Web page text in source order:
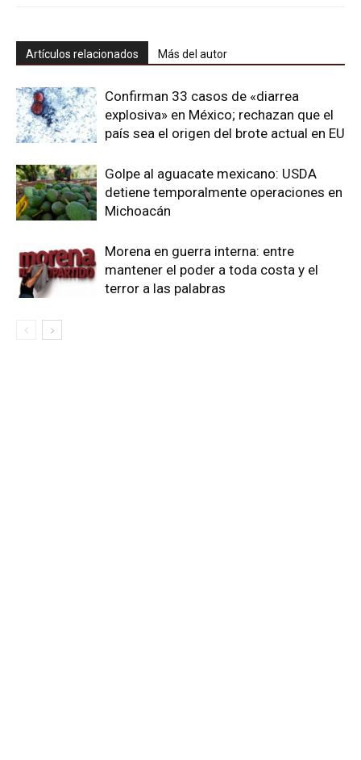
Artículos relacionados Más del autor
Confirman 33 casos de «diarrea
explosiva» en México; rechazan que el
país sea el origen del brote actual en EU
Golpe al aguacate mexicano: USDA
detiene temporalmente operaciones en
Michoacán
Morena en guerra interna: entre
mantener el poder a toda costa y el
terror a las palabras